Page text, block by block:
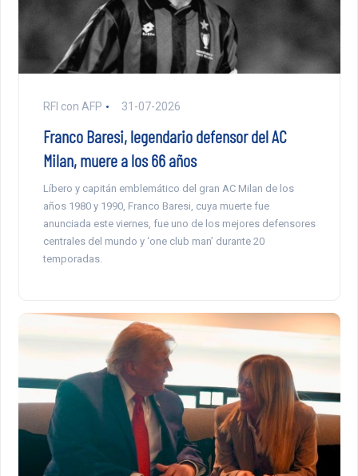
RFI con AFP 31-07-2026
Franco Baresi, legendario defensor del AC
Milan, muere a los 66 años
Líbero y capitán emblemático del gran AC Milan de los
años 1980 y 1990, Franco Baresi, cuya muerte fue
anunciada este viernes, fue uno de los mejores defensores
centrales del mundo y ‘one club man’ durante 20
temporadas.